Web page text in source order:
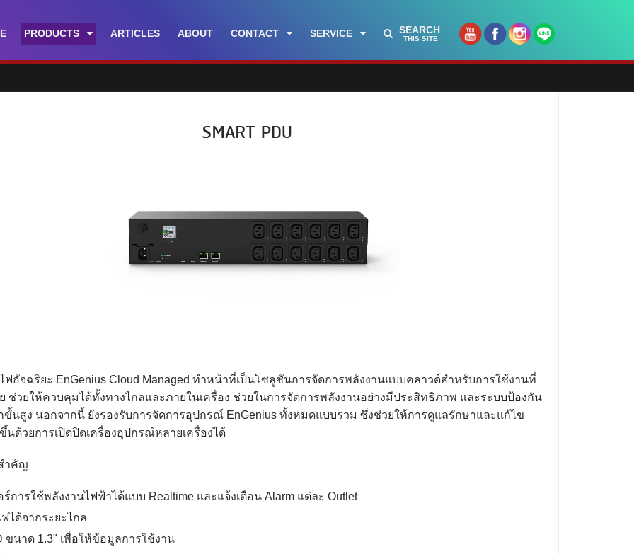
PRODUCTS ARTICLES ABOUT CONTACT SERVICE SEARCH
THIS SITE
SMART PDU
ไฟอัจฉริยะ EnGenius Cloud Managed ทำหน้าที่เป็นโซลูชันการจัดการพลังงานแบบคลาวด์สำหรับการใช้งานที่
ช่วยให้ควบคุมได้ทั้งทางไกลและภายในเครื่อง ช่วยในการจัดการพลังงานอย่างมีประสิทธิภาพ และระบบป้องกัน
ขั้นสูง นอกจากนี้ ยังรองรับการจัดการอุปกรณ์ EnGenius ทั้งหมดแบบรวม ซึ่งช่วยให้การดูแลรักษาและแก้ไข
นด้วยการเปิดปิดเครื่องอุปกรณ์หลายเครื่องได้
ำคัญ
ร์การใช้พลังงานไฟฟ้าได้แบบ Realtime และแจ้งเตือน Alarm แต่ละ Outlet
ฟได้จากระยะไกล
ขนาด 1.3" เพื่อให้ข้อมูลการใช้งาน